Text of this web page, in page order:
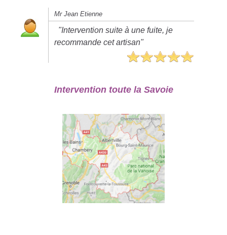
Mr Jean Etienne
"Intervention suite à une fuite, je
recommande cet artisan"
Intervention toute la Savoie